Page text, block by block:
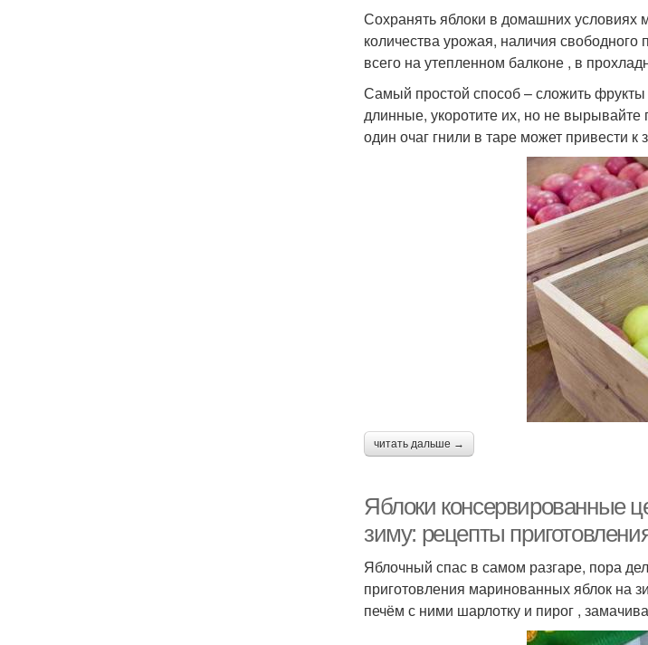
Сохранять яблоки в домашних условиях
количества урожая, наличия
всего на утепленном балконе , в
Самый простой способ – сложить
длинные, укоротите их, но не вырывайте
один очаг гнили в таре может привести
читать дальше →
Яблоки консервированные
зиму: рецепты
Яблочный спас в самом разгаре, пора
приготовления маринованных яблок на
печём с ними шарлотку и пирог ,